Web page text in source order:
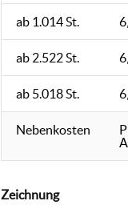
ab 1.014 St.
ab 2.522 St.
ab 5.018 St.
Nebenkosten
Zeichnung